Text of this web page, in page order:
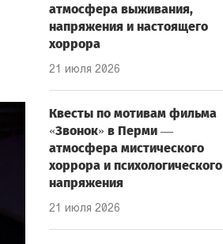
атмосфера выживания,
напряжения и настоящего
хоррора
21 июля 2026
Квесты по мотивам фильма
«Звонок» в Перми —
атмосфера мистического
хоррора и психологического
напряжения
21 июля 2026